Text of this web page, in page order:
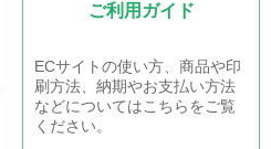
ご利用ガイド
ECサイトの使い方、商品や印
刷方法、納期やお支払い方法
などについてはこちらをご覧
ください。